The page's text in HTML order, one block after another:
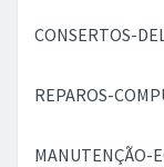
CONSERTOS-
REPAROS-
MANUTENÇÃO-